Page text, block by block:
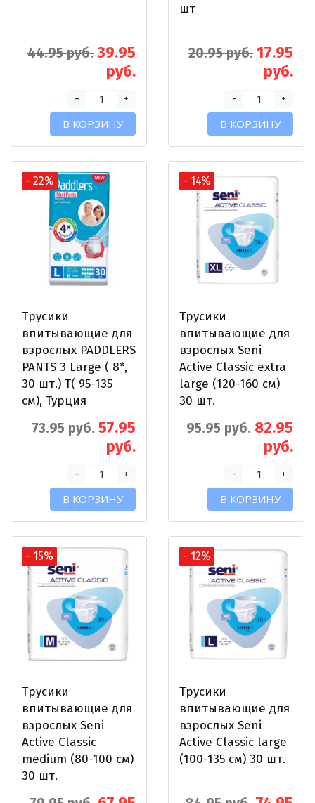
44.95 руб. 39.95
руб.
+
-
В КОРЗИНУ
шт
20.95 руб. 17.95
руб.
+
-
В КОРЗИНУ
- 22%
Трусики
впитывающие для
взрослых PADDLERS
PANTS 3 Large ( 8*,
30 шт.) Т( 95-135
см), Турция
73.95 руб. 57.95
руб.
+
-
В КОРЗИНУ
- 14%
Трусики
впитывающие для
взрослых Seni
Active Classic extra
large (120-160 см)
30 шт.
95.95 руб. 82.95
руб.
+
-
В КОРЗИНУ
- 15%
Трусики
впитывающие для
взрослых Seni
Active Classic
medium (80-100 см)
30 шт.
- 12%
Трусики
впитывающие для
взрослых Seni
Active Classic large
(100-135 см) 30 шт.